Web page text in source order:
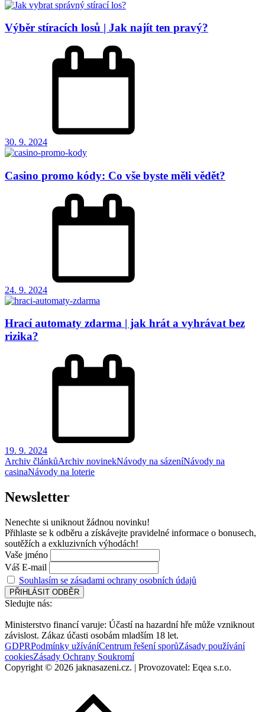
Výběr stíracích losů | Jak najít ten pravý?
30. 9. 2024
Casino promo kódy: Co vše byste měli vědět?
24. 9. 2024
Hrací automaty zdarma | jak hrát a vyhrávat bez
rizika?
19. 9. 2024
Archiv článkůArchiv novinekNávody na sázeníNávody na
casinaNávody na loterie
Newsletter
Nenechte si uniknout žádnou novinku!
Přihlaste se k odběru a získávejte pravidelné informace o bonusech,
soutěžích a exkluzivních výhodách!
Vaše jméno
Váš E-mail
Souhlasím se zásadami ochrany osobních údajů
Sledujte nás:
Ministerstvo financí varuje: Účastí na hazardní hře může vzniknout
závislost. Zákaz účasti osobám mladším 18 let.
GDPRPodmínky užíváníCentrum řešení sporůZásady používání
cookiesZásady Ochrany Soukromí
Copyright © 2026 jaknasazeni.cz. | Provozovatel: Eqea s.r.o.